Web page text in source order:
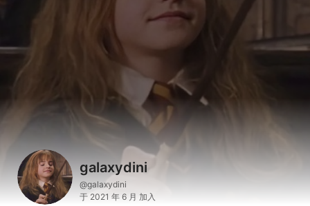
galaxydini
@galaxydini
于 2021 年 6 月 加入